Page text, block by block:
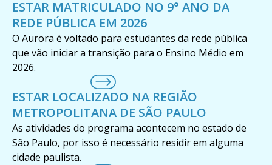
ESTAR MATRICULADO NO 9° ANO DA
REDE PÚBLICA EM 2026
O Aurora é voltado para estudantes da rede pública
que vão iniciar a transição para o Ensino Médio em
2026.
ESTAR LOCALIZADO NA REGIÃO
METROPOLITANA DE SÃO PAULO
As atividades do programa acontecem no estado de
São Paulo, por isso é necessário residir em alguma
cidade paulista.